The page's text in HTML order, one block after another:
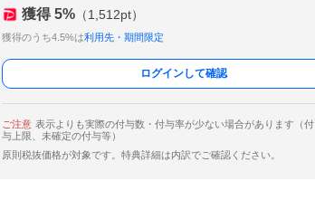
獲得 5% （1,512pt）
獲得のうち4.5%は利用先・期間限定
ログインして確認
ご注意 表示よりも実際の付与数・付与率が少ない場合があります（付
与上限、未確定の付与等）
原則税抜価格が対象です。特典詳細は内訳でご確認ください。